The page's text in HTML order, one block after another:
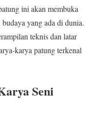
ini akan membuka
yang ada di dunia.
teknis dan latar
karya patung terkenal
Seni